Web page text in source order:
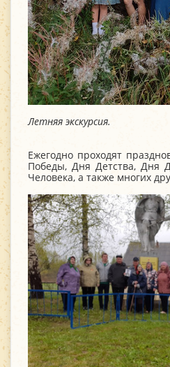
Летняя экскурсия.
Ежегодно проходят
Победы, Дня Детства, Дня
Человека, а также многих